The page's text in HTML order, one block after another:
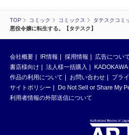
TOP コミック コミックス タテスクコミ
悪役令嬢に転生する。【タテスク】
会社概要 IR情報 採用情報 広告につい
書店様向け
法人様一括購入
作品の利用について
お問い合わせ
プラ
サイトポリシー
Do Not Sell or Share My
利用者情報の外部送信について